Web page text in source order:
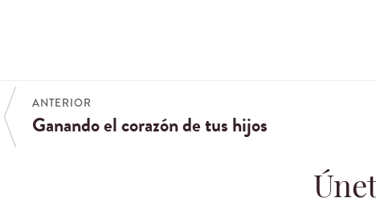
ANTERIOR
Ganando el corazón de tus hijos